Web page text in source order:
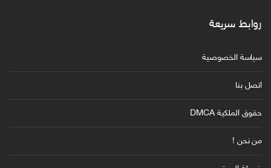
روابط سريعة
سياسة الخصوصية
اتصل بنا
حقوق الملكية DMCA
من نحن !